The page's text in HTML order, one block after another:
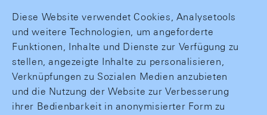
Diese Website verwendet Cookies, Analysetools
und weitere Technologien, um angeforderte
Funktionen, Inhalte und Dienste zur Verfügung zu
stellen, angezeigte Inhalte zu personalisieren,
Verknüpfungen zu Sozialen Medien anzubieten
und die Nutzung der Website zur Verbesserung
ihrer Bedienbarkeit in anonymisierter Form zu